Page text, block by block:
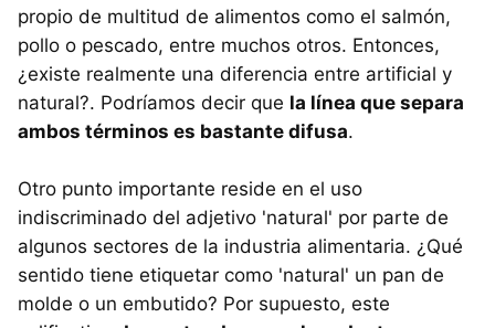
propio de multitud de alimentos como el salmón,
pollo o pescado, entre muchos otros. Entonces,
¿existe realmente una diferencia entre artificial y
natural?. Podríamos decir que la línea que separa
ambos términos es bastante difusa.
Otro punto importante reside en el uso
indiscriminado del adjetivo 'natural' por parte de
algunos sectores de la industria alimentaria. ¿Qué
sentido tiene etiquetar como 'natural' un pan de
molde o un embutido? Por supuesto, este